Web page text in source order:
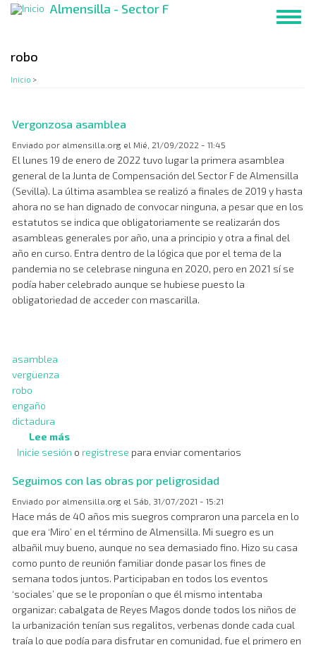
Pasar
principal
Almensilla - Sector F
robo
Inicio >
Vergonzosa asamblea
Enviado por almensilla.org el Mié, 21/09/2022 - 11:45
El lunes 19 de enero de 2022 tuvo lugar la primera asamblea
general de la Junta de Compensación del Sector F de Almensilla
(Sevilla). La última asamblea se realizó a finales de 2019 y hasta
ahora no se han dignado de convocar ninguna, a pesar que en los
estatutos se indica que obligatoriamente se realizarán dos
asambleas generales por año, una a principio y otra a final del
año en curso. Entra dentro de la lógica que por el tema de la
pandemia no se celebrase ninguna en 2020, pero en 2021 sí se
podía haber celebrado aunque se hubiese puesto la
obligatoriedad de acceder con mascarilla.
asamblea
vergüenza
robo
engaño
dictadura
Lee más
Vergonzosa
Inicie sesión o registrese para enviar comentarios
Seguimos con las obras por peligrosidad
Enviado por almensilla.org el Sáb, 31/07/2021 - 15:21
Hace más de 40 años mis suegros compraron una parcela en lo
que era ‘Miro’ en el término de Almensilla. Mi suegro es un
albañil muy bueno, aunque no sea demasiado fino. Hizo su casa
como punto de reunión familiar donde pasar los fines de
semana todos juntos. Participaban en todos los eventos
‘sociales’ que se le proponían o que él mismo intentaba
organizar: cabalgata de Reyes Magos donde todos los niños de
la urbanización tenían sus regalitos, verbenas donde cada cual
traía lo que podía para disfrutar en comunidad, fue el primero en